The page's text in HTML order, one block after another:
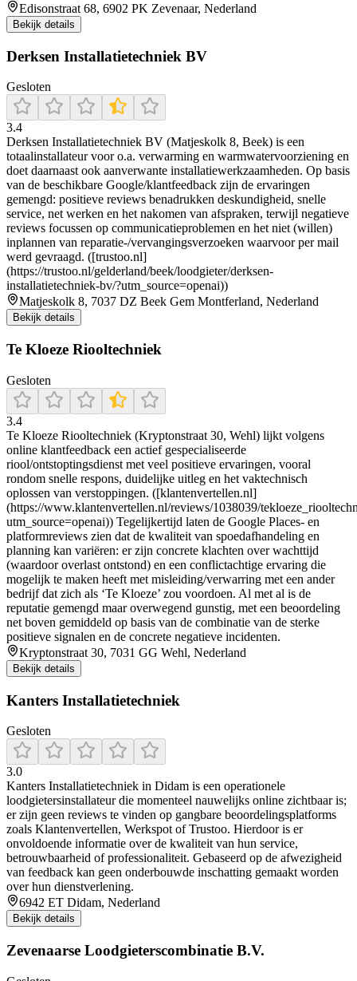
Edisonstraat 68, 6902 PK Zevenaar, Nederland
Bekijk details
Derksen Installatietechniek BV
Gesloten
3.4
Derksen Installatietechniek BV (Matjeskolk 8, Beek) is een
totaalinstallateur voor o.a. verwarming en warmwatervoorziening en
doet daarnaast ook aanverwante installatiewerkzaamheden. Op basis
van de beschikbare Google/klantfeedback zijn de ervaringen
gemengd: positieve reviews benadrukken deskundigheid, snelle
service, net werken en het nakomen van afspraken, terwijl negatieve
reviews focussen op communicatieproblemen en het niet (willen)
inplannen van reparatie-/vervangingsverzoeken waarvoor per mail
werd gevraagd. ([trustoo.nl]
(https://trustoo.nl/gelderland/beek/loodgieter/derksen-
installatietechniek-bv/?utm_source=openai))
Matjeskolk 8, 7037 DZ Beek Gem Montferland, Nederland
Bekijk details
Te Kloeze Riooltechniek
Gesloten
3.4
Te Kloeze Riooltechniek (Kryptonstraat 30, Wehl) lijkt volgens
online klantfeedback een actief gespecialiseerde
riool/ontstoptingsdienst met veel positieve ervaringen, vooral
rondom snelle respons, duidelijke uitleg en het vaktechnisch
oplossen van verstoppingen. ([klantenvertellen.nl]
(https://www.klantenvertellen.nl/reviews/1038039/
utm_source=openai)) Tegelijkertijd laten de Google Places- en
platformreviews zien dat de kwaliteit van spoedafhandeling en
planning kan variëren: er zijn concrete klachten over wachttijd
(waardoor overlast ontstond) en een conflictachtige ervaring die
mogelijk te maken heeft met misleiding/verwarring met een ander
bedrijf dat zich als ‘Te Kloeze’ zou voordoen. Al met al is de
reputatie gemengd maar overwegend gunstig, met een beoordeling
net boven gemiddeld op basis van de combinatie van de sterke
positieve signalen en de concrete negatieve incidenten.
Kryptonstraat 30, 7031 GG Wehl, Nederland
Bekijk details
Kanters Installatietechniek
Gesloten
3.0
Kanters Installatietechniek in Didam is een operationele
loodgietersinstallateur die momenteel nauwelijks online zichtbaar is;
er zijn geen reviews te vinden op gangbare beoordelingsplatforms
zoals Klantenvertellen, Werkspot of Trustoo. Hierdoor is er
onvoldoende informatie over de kwaliteit van hun service,
betrouwbaarheid of professionaliteit. Gebaseerd op de afwezigheid
van feedback kan geen onderbouwde inschatting gemaakt worden
over hun dienstverlening.
6942 ET Didam, Nederland
Bekijk details
Zevenaarse Loodgieterscombinatie B.V.